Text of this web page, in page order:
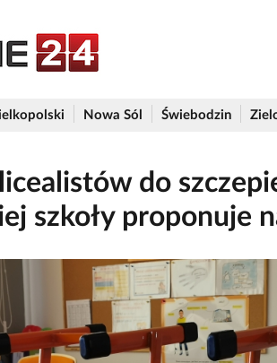
Nowa Sól Świebodzin
do
szkoły proponuje